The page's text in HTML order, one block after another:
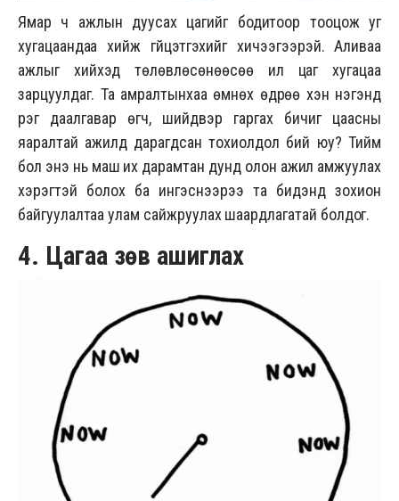
Ямар ч ажлын дуусах цагийг бодитоор тооцож уг
хугацаандаа хийж гүйцэтгэхийг хичээгээрэй. Аливаа
ажлыг хийхэд төлөвлөсөнөөсөө илүү цаг хугацаа
зарцуулдаг. Та амралтынхаа өмнөх өдрөө хэн нэгэнд
үүрэг даалгавар өгч, шийдвэр гаргах бичиг цаасны
яаралтай ажилд дарагдсан тохиолдол бий юу? Тийм
бол энэ нь маш их дарамтан дунд олон ажил амжуулах
хэрэгтэй болох ба ингэснээрээ та бидэнд зохион
байгуулалтаа улам сайжруулах шаардлагатай болдог.
4. Цагаа зөв ашиглах